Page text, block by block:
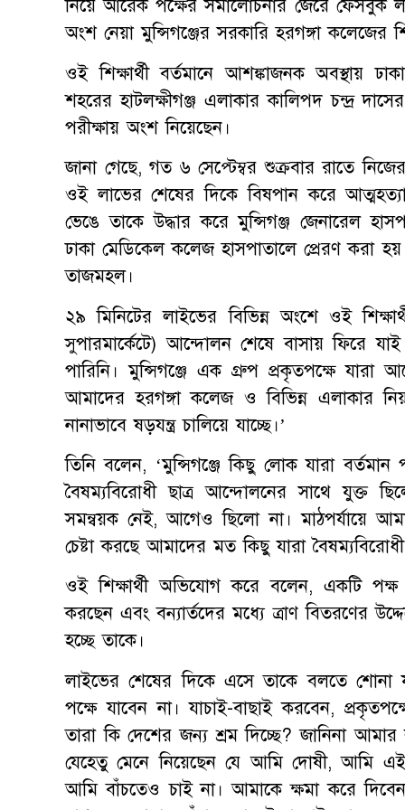
নিয়ে আরেক পক্ষের সমালোচনার জেরে ফেসবুক
অংশ নেয়া মুন্সিগঞ্জের সরকারি হরগঙ্গা কলেজের
ওই শিক্ষার্থী বর্তমানে আশঙ্কাজনক অবস্থায়
শহরের হাটলক্ষীগঞ্জ এলাকার কালিপদ চন্দ্র
পরীক্ষায় অংশ নিয়েছেন।
জানা গেছে, গত ৬ সেপ্টেম্বর শুক্রবার রাতে
ওই লাভের শেষের দিকে বিষপান করে
ভেঙে তাকে উদ্ধার করে মুন্সিগঞ্জ জেনারেল
ঢাকা মেডিকেল কলেজ হাসপাতালে প্রেরণ করা
তাজমহল।
২৯ মিনিটের লাইভের বিভিন্ন অংশে ওই
সুপারমার্কেটে) আন্দোলন শেষে বাসায় ফিরে
পারিনি। মুন্সিগঞ্জে এক গ্রুপ প্রকৃতপক্ষে যারা
আমাদের হরগঙ্গা কলেজ ও বিভিন্ন এলাকার
নানাভাবে ষড়যন্ত্র চালিয়ে যাচ্ছে।’
তিনি বলেন, ‘মুন্সিগঞ্জে কিছু লোক যারা
বৈষম্যবিরোধী ছাত্র আন্দোলনের সাথে যুক্ত
সমন্বয়ক নেই, আগেও ছিলো না। মাঠপর্যায়ে
চেষ্টা করছে আমাদের মত কিছু যারা
ওই শিক্ষার্থী অভিযোগ করে বলেন, একটি
করছেন এবং বন্যার্তদের মধ্যে ত্রাণ বিতরণের
হচ্ছে তাকে।
লাইভের শেষের দিকে এসে তাকে বলতে শোনা
পক্ষে যাবেন না। যাচাই-বাছাই করবেন,
তারা কি দেশের জন্য শ্রম দিচ্ছে? জানিনা
যেহেতু মেনে নিয়েছেন যে আমি দোষী, আমি
আমি বাঁচতেও চাই না। আমাকে ক্ষমা করে